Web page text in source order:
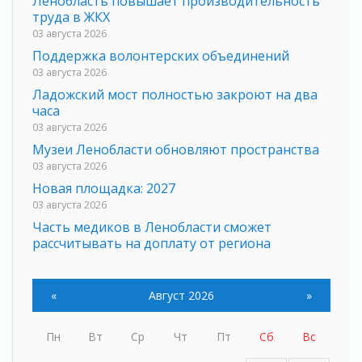
труда в ЖКХ
03 августа 2026
Поддержка волонтерских объединений
03 августа 2026
Ладожский мост полностью закроют на два
часа
03 августа 2026
Музеи Ленобласти обновляют пространства
03 августа 2026
Новая площадка: 2027
03 августа 2026
Часть медиков в Ленобласти сможет
рассчитывать на доплату от региона
За сутки в Ленинградской области
ликвидировали 10 пожаров
03 августа 2026
Клюква наливается, но в корзинку пока не
« Август 2026 »
Пн Вт Ср Чт Пт Сб
Вс